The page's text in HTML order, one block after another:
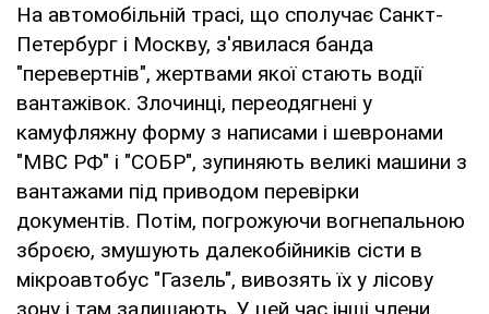
На автомобільній трасі, що сполучає Санкт-
Петербург і Москву, з'явилася банда
"перевертнів", жертвами якої стають водії
вантажівок. Злочинці, переодягнені у
камуфляжну форму з написами і шевронами
"МВС РФ" і "СОБР", зупиняють великі машини з
вантажами під приводом перевірки
документів. Потім, погрожуючи вогнепальною
зброєю, змушують далекобійників сісти в
мікроавтобус "Газель", вивозять їх у лісову
зону і там залишають. У цей час інші члени